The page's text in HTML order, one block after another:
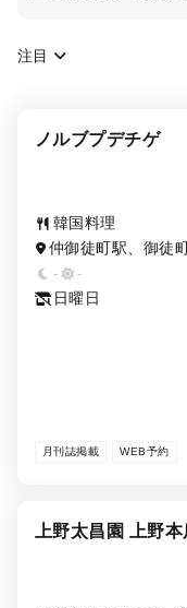
注目
ノルブプデチゲ
韓国料理
仲御徒町駅、御徒
新御徒町駅、京成
-
-
日曜日
月刊誌掲載 WEB予約
上野太昌園 上野本